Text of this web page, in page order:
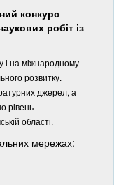
конкурс
робіт із
і на міжнародному
розвитку.
джерел, а
рівень
області.
мережах: